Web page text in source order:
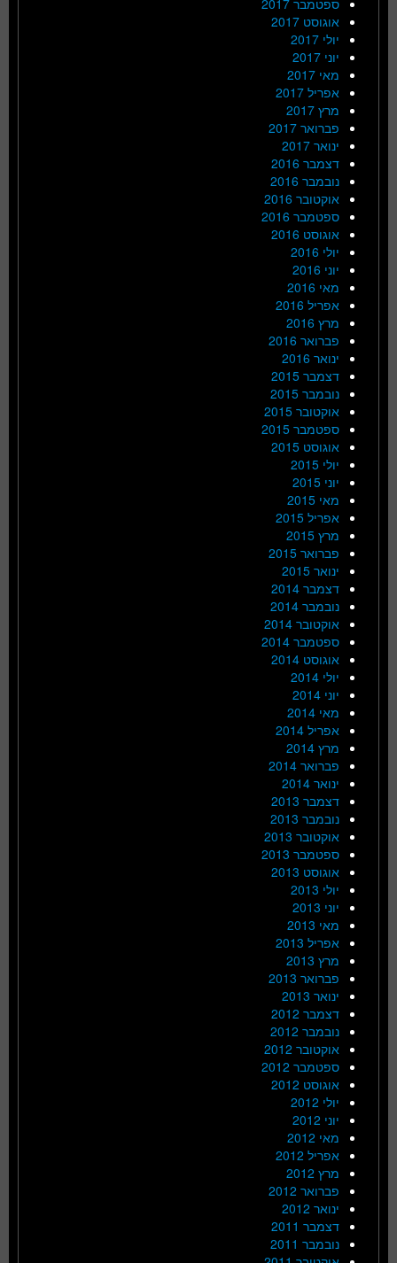
אוגוסט 2017
יולי 2017
יוני 2017
מאי 2017
אפריל 2017
מרץ 2017
פברואר 2017
ינואר 2017
דצמבר 2016
נובמבר 2016
אוקטובר 2016
ספטמבר 2016
אוגוסט 2016
יולי 2016
יוני 2016
מאי 2016
אפריל 2016
מרץ 2016
פברואר 2016
ינואר 2016
דצמבר 2015
נובמבר 2015
אוקטובר 2015
ספטמבר 2015
אוגוסט 2015
יולי 2015
יוני 2015
מאי 2015
אפריל 2015
מרץ 2015
פברואר 2015
ינואר 2015
דצמבר 2014
נובמבר 2014
אוקטובר 2014
ספטמבר 2014
אוגוסט 2014
יולי 2014
יוני 2014
מאי 2014
אפריל 2014
מרץ 2014
פברואר 2014
ינואר 2014
דצמבר 2013
נובמבר 2013
אוקטובר 2013
ספטמבר 2013
אוגוסט 2013
יולי 2013
יוני 2013
מאי 2013
אפריל 2013
מרץ 2013
פברואר 2013
ינואר 2013
דצמבר 2012
נובמבר 2012
אוקטובר 2012
ספטמבר 2012
אוגוסט 2012
יולי 2012
יוני 2012
מאי 2012
אפריל 2012
מרץ 2012
פברואר 2012
ינואר 2012
דצמבר 2011
נובמבר 2011